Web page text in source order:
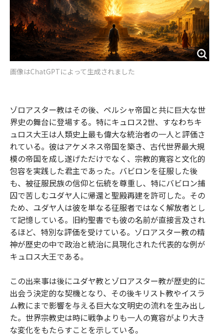
画像はChatGPTによって生成されました
ゾロアスター教はその後、ペルシャ帝国と共に巨大な世
界史の舞台に登場する。特にキュロス2世、すなわちキ
ュロス大王は人類史上最も偉大な統治者の一人と評価さ
れている。彼はアケメネス帝国を築き、古代世界最大規
模の帝国を成し遂げただけでなく、宗教的寛容と文化的
包容を実践した君主であった。バビロンを征服した後
も、被征服民族の信仰と伝統を尊重し、特にバビロン捕
囚で苦しむユダヤ人に帰還と聖殿再建を許可した。その
ため、ユダヤ人は彼を単なる征服者ではなく解放者とし
て記憶している。旧約聖書でも彼の名前が直接言及され
るほど、特別な評価を受けている。ゾロアスター教の精
神が歴史の中で政治と統治に具現化された代表的な例が
キュロス大王である。
この出来事は後にユダヤ教とゾロアスター教が歴史的に
出会う決定的な契機となり、その後キリスト教やイスラ
ム教にまで影響を与える巨大な文明史の流れを生み出し
た。世界宗教史は時に戦争よりも一人の寛容がより大き
な変化をもたらすことを示している。